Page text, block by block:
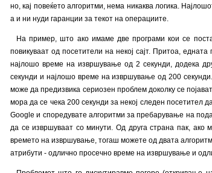
но, кај повеќето алгоритми, нема никаква логика.
а и ни нуди гаранции за текот на операциите.
На пример, што ако имаме две програми кои се
повикуваат од посетители на некој сајт. Притоа,
најлошо време на извршување од 2 секунди, додека
секунди и најлошо време на извршување од 200
може да предизвика сериозен проблем доколку се
мора да се чека 200 секунди за некој следен посетител
Google и споредувате алгоритми за пребарување на
да се извршуваат со минути. Од друга страна пак, ако
времето на извршување, тогаш можете од двата
атрибути - одлично просечно време на извршување и